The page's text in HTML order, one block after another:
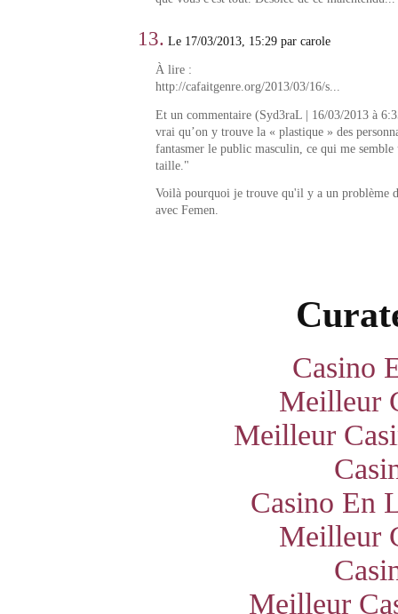
13. Le 17/03/2013, 15:29 par carole
À lire :
http://cafaitgenre.org/2013/03/16/s...
Et un commentaire (Syd3raL | 16/03/2013 à
vrai qu’on y trouve la « plastique » des
fantasmer le public masculin, ce qui me semble
taille."
Voilà pourquoi je trouve qu'il y a un problème
avec Femen.
Casino
Meilleur
Meilleur
Casino En
Meilleur
Meilleur